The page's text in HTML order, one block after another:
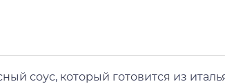
соус, который готовится из